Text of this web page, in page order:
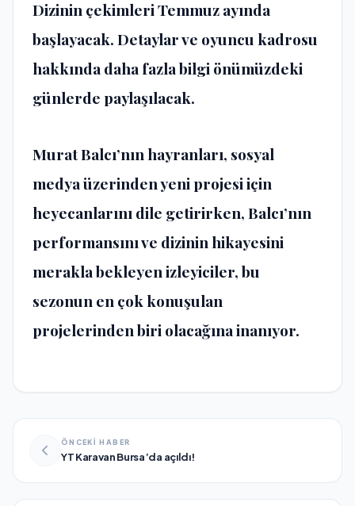
Dizinin çekimleri Temmuz ayında
başlayacak. Detaylar ve oyuncu kadrosu
hakkında daha fazla bilgi önümüzdeki
günlerde paylaşılacak.
Murat Balcı’nın hayranları, sosyal
medya üzerinden yeni projesi için
heyecanlarını dile getirirken, Balcı’nın
performansını ve dizinin hikayesini
merakla bekleyen izleyiciler, bu
sezonun en çok konuşulan
projelerinden biri olacağına inanıyor.
ÖNCEKİ HABER
YT Karavan Bursa’da açıldı!